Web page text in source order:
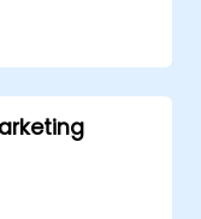
los clientes y
D365
impulsar las
con otras